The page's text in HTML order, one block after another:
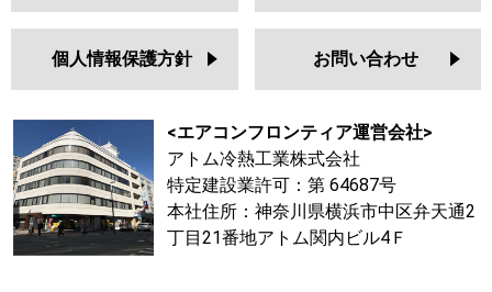
個人情報保護方針 お問い合わせ
<エアコンフロンティア運営会社>
アトム冷熱工業株式会社
特定建設業許可：第 64687号
本社住所：神奈川県横浜市中区弁天通2
丁目21番地アトム関内ビル4Ｆ